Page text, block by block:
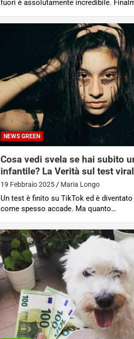
fuori è assolutamente incredibile.
NEWS GREEN
Cosa vedi svela se hai subito
infantile? La Verità sul test
19 Febbraio 2025 Maria Longo
Un test è finito su TikTok ed è
come spesso accade. Ma quanto…